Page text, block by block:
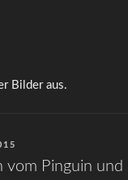
Bilder aus.
vom Pinguin und